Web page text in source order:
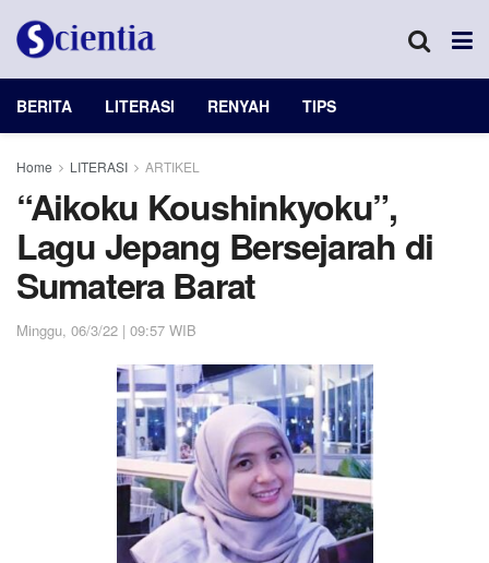
BERITA LITERASI RENYAH TIPS
Home LITERASI ARTIKEL
“Aikoku Koushinkyoku”,
Lagu Jepang Bersejarah di
Sumatera Barat
Minggu, 06/3/22 | 09:57 WIB